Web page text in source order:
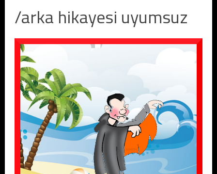
/arka hikayesi uyumsuz